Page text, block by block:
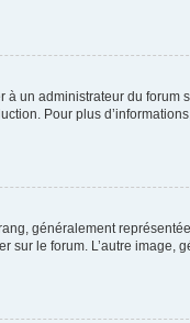
un administrateur du forum
Pour plus
généralement
le forum. L’autre image,